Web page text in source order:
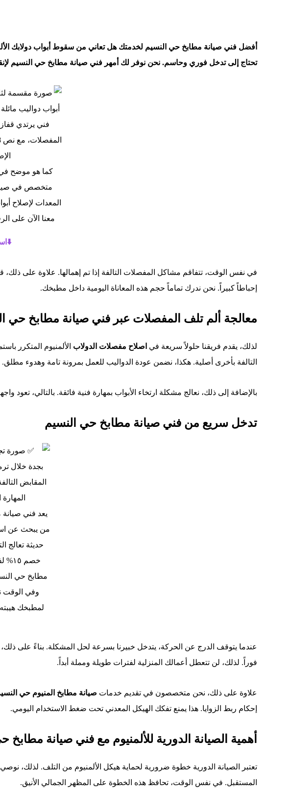
أفضل فني صيانة مطابخ حي النسيم لخدمتك هل تعاني من سقوط أبواب دولابك
تحتاج إلى تدخل فوري وحاسم. نحن نوفر لك أمهر فني صيانة مطابخ حي النسيم
كما هو موضح في
متخصص في
المعدات لإصلاح
معنا الآن على الرقم ٠٥٤٤٤٠٧٥٢٨ لخدمة سريعة
في نفس الوقت، تتفاقم مشاكل المفصلات التالفة إذا تم إهمالها. علاوة على
إحباطاً كبيراً. نحن ندرك تماماً حجم هذه المعاناة اليومية داخل مطبخك.
معالجة ألم تلف المفصلات عبر فني صيانة مطابخ حي
لذلك، يقدم فريقنا حلولاً سريعة في اصلاح مفصلات الدولاب الألمنيوم المتكرر
التالفة بأخرى أصلية. هكذا، نضمن عودة الدواليب للعمل بمرونة تامة وهدوء مطلق.
بالإضافة إلى ذلك، نعالج مشكلة ارتخاء الأبواب بمهارة فنية فائقة. بالتالي،
تدخل سريع من فني صيانة مطابخ حي النسيم
يعد فني صيانة
من يبحث عن
حديثة تعالج
خصم
مطابخ حي
وفي الوقت
لمطبخك
عندما يتوقف الدرج عن الحركة، يتدخل خبيرنا بسرعة لحل المشكلة. بناءً على
فوراً. لذلك، لن تتعطل أعمالك المنزلية لفترات طويلة ومملة أبداً.
علاوة على ذلك، نحن متخصصون في تقديم خدمات صيانة مطابخ المنيوم حي
إحكام ربط الزوايا. هذا يمنع تفكك الهيكل المعدني تحت ضغط الاستخدام اليومي.
أهمية الصيانة الدورية للألمنيوم مع فني صيانة مطابخ
تعتبر الصيانة الدورية خطوة ضرورية لحماية هيكل الألمنيوم من التلف. لذلك،
المستقبل. في نفس الوقت، تحافظ هذه الخطوة على المظهر الجمالي الأنيق.